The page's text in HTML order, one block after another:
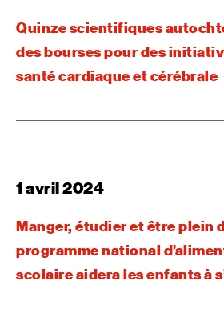
Quinze scientifiques
des bourses pour des
santé cardiaque et cérébrale
1 avril 2024
Manger, étudier et être plein
programme national
scolaire aidera les enfants à